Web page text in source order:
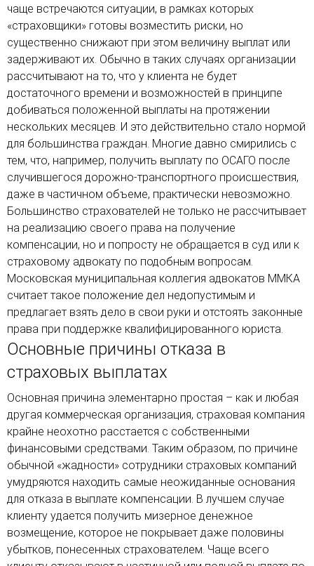
чаще встречаются ситуации, в рамках которых
«страховщики» готовы возместить риски, но
существенно снижают при этом величину выплат или
задерживают их. Обычно в таких случаях организации
рассчитывают на то, что у клиента не будет
достаточного времени и возможностей в принципе
добиваться положенной выплаты на протяжении
нескольких месяцев. И это действительно стало нормой
для большинства граждан. Многие давно смирились с
тем, что, например, получить выплату по ОСАГО после
случившегося дорожно-транспортного происшествия,
даже в частичном объеме, практически невозможно.
Большинство страхователей не только не рассчитывает
на реализацию своего права на получение
компенсации, но и попросту не обращается в суд или к
страховому адвокату по подобным вопросам.
Московская муниципальная коллегия адвокатов ММКА
считает такое положение дел недопустимым и
предлагает взять дело в свои руки и отстоять законные
права при поддержке квалифицированного юриста.
Основные причины отказа в
страховых выплатах
Основная причина элементарно простая – как и любая
другая коммерческая организация, страховая компания
крайне неохотно расстается с собственными
финансовыми средствами. Таким образом, по причине
обычной «жадности» сотрудники страховых компаний
умудряются находить самые неожиданные основания
для отказа в выплате компенсации. В лучшем случае
клиенту удается получить мизерное денежное
возмещение, которое не покрывает даже половины
убытков, понесенных страхователем. Чаще всего